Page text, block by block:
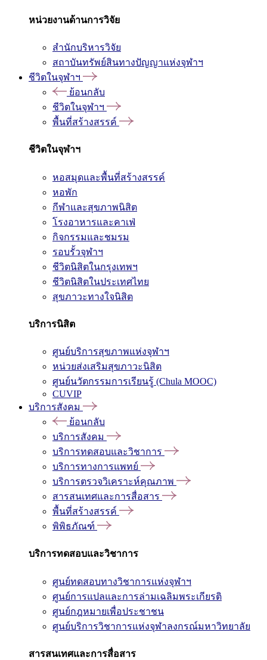
หน่วยงานด้านการวิจัย
สำนักบริหารวิจัย
สถาบันทรัพย์สินทางปัญญาแห่งจุฬาฯ
ชีวิตในจุฬาฯ
ย้อนกลับ
ชีวิตในจุฬาฯ
พื้นที่สร้างสรรค์
ชีวิตในจุฬาฯ
หอสมุดและพื้นที่สร้างสรรค์
หอพัก
กีฬาและสุขภาพนิสิต
โรงอาหารและคาเฟ่
กิจกรรมและชมรม
รอบรั้วจุฬาฯ
ชีวิตนิสิตในกรุงเทพฯ
ชีวิตนิสิตในประเทศไทย
สุขภาวะทางใจนิสิต
บริการนิสิต
ศูนย์บริการสุขภาพแห่งจุฬาฯ
หน่วยส่งเสริมสุขภาวะนิสิต
ศูนย์นวัตกรรมการเรียนรู้ (Chula MOOC)
CUVIP
บริการสังคม
ย้อนกลับ
บริการสังคม
บริการทดสอบและวิชาการ
บริการทางการแพทย์
บริการตรวจวิเคราะห์คุณภาพ
สารสนเทศและการสื่อสาร
พื้นที่สร้างสรรค์
พิพิธภัณฑ์
บริการทดสอบและวิชาการ
ศูนย์ทดสอบทางวิชาการแห่งจุฬาฯ
ศูนย์การแปลและการล่ามเฉลิมพระเกียรติ
ศูนย์กฎหมายเพื่อประชาชน
ศูนย์บริการวิชาการแห่งจุฬาลงกรณ์มหาวิทยาลัย
สารสนเทศและการสื่อสาร